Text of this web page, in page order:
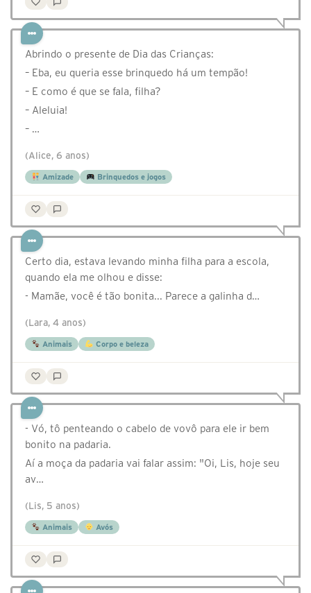
Abrindo o presente de Dia das Crianças:
– Eba, eu queria esse brinquedo há um tempão!
– E como é que se fala, filha?
– Aleluia!
– …
(Alice, 6 anos)
Amizade Brinquedos e jogos
Certo dia, estava levando minha filha para a escola,
quando ela me olhou e disse:
- Mamãe, você é tão bonita... Parece a galinha d…
(Lara, 4 anos)
Animais Corpo e beleza
- Vó, tô penteando o cabelo de vovô para ele ir bem
bonito na padaria.
Aí a moça da padaria vai falar assim: "Oi, Lis, hoje seu
av…
(Lis, 5 anos)
Animais Avós